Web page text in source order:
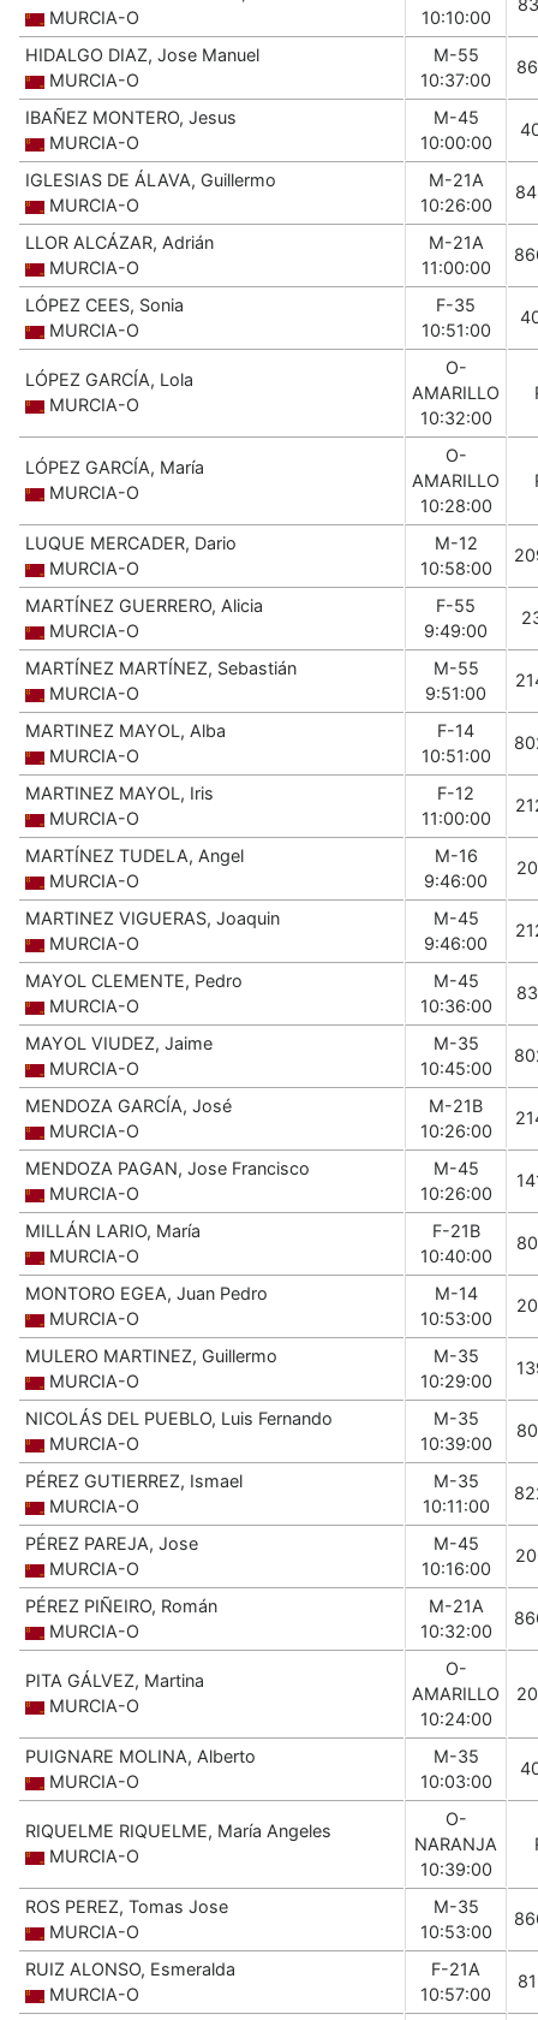
MURCIA-O
10:10:00
HIDALGO DIAZ, Jose Manuel
MURCIA-O
M-55
10:37:00
IBAÑEZ MONTERO, Jesus
MURCIA-O
M-45
10:00:00
IGLESIAS DE ÁLAVA, Guillermo
MURCIA-O
M-21A
10:26:00
LLOR ALCÁZAR, Adrián
MURCIA-O
M-21A
11:00:00
LÓPEZ CEES, Sonia
MURCIA-O
F-35
10:51:00
LÓPEZ GARCÍA, Lola
MURCIA-O
O-
AMARILLO
10:32:00
LÓPEZ GARCÍA, María
MURCIA-O
O-
AMARILLO
10:28:00
LUQUE MERCADER, Dario
MURCIA-O
M-12
10:58:00
MARTÍNEZ GUERRERO, Alicia
MURCIA-O
F-55
9:49:00
MARTÍNEZ MARTÍNEZ, Sebastián
MURCIA-O
M-55
9:51:00
MARTINEZ MAYOL, Alba
MURCIA-O
F-14
10:51:00
MARTINEZ MAYOL, Iris
MURCIA-O
F-12
11:00:00
MARTÍNEZ TUDELA, Angel
MURCIA-O
M-16
9:46:00
MARTINEZ VIGUERAS, Joaquin
MURCIA-O
M-45
9:46:00
MAYOL CLEMENTE, Pedro
MURCIA-O
M-45
10:36:00
MAYOL VIUDEZ, Jaime
MURCIA-O
M-35
10:45:00
MENDOZA GARCÍA, José
MURCIA-O
M-21B
10:26:00
MENDOZA PAGAN, Jose Francisco
MURCIA-O
M-45
10:26:00
MILLÁN LARIO, María
MURCIA-O
F-21B
10:40:00
MONTORO EGEA, Juan Pedro
MURCIA-O
M-14
10:53:00
MULERO MARTINEZ, Guillermo
MURCIA-O
M-35
10:29:00
NICOLÁS DEL PUEBLO, Luis Fernando
MURCIA-O
M-35
10:39:00
PÉREZ GUTIERREZ, Ismael
MURCIA-O
M-35
10:11:00
PÉREZ PAREJA, Jose
MURCIA-O
M-45
10:16:00
PÉREZ PIÑEIRO, Román
MURCIA-O
M-21A
10:32:00
PITA GÁLVEZ, Martina
MURCIA-O
O-
AMARILLO
10:24:00
PUIGNARE MOLINA, Alberto
MURCIA-O
M-35
10:03:00
RIQUELME RIQUELME, María Angeles
MURCIA-O
O-
NARANJA
10:39:00
ROS PEREZ, Tomas Jose
MURCIA-O
M-35
10:53:00
RUIZ ALONSO, Esmeralda
MURCIA-O
F-21A
10:57:00